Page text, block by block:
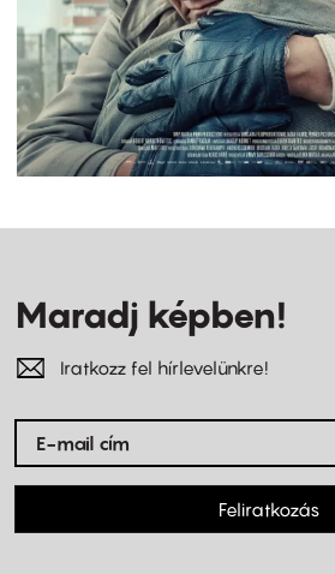
Maradj képben!
Iratkozz fel hírlevelünkre!
Feliratkozás